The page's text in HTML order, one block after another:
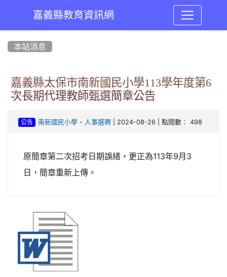
嘉義縣教育資訊網
本站消息
嘉義縣太保市南新國民小學113學年度第6
次長期代理教師甄選簡章公告
公告 南新國民小學- 人事選聘| 2024-08-26 | 點閱數： 498
原簡章第二次招考日期誤繕，更正為113年9月3
日，簡章重新上傳。